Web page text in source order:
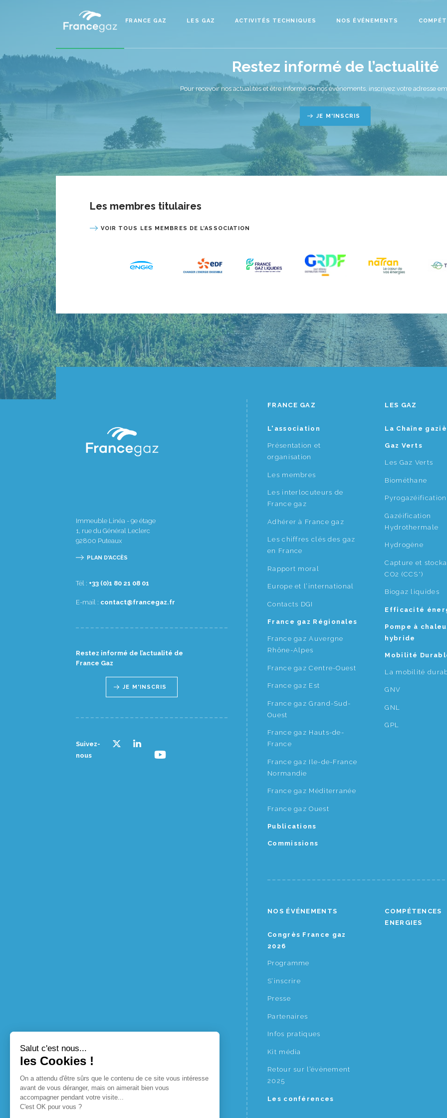
FRANCE GAZ LES GAZ ACTIVITÉS TECHNIQUES NOS ÉVÉNEMENTS
Restez informé de l’actualité
Pour recevoir nos actualités et être informé de nos événements, inscrivez votre adresse
JE M'INSCRIS
Les membres titulaires
VOIR TOUS LES MEMBRES DE L’ASSOCIATION
Immeuble Linéa - 9e étage
1, rue du Général Leclerc
92800 Puteaux
PLAN D'ACCÈS
Tél : 10 80 12 08 1(0) 33+
E-mail : rf.zagecnarf@tcatnoc
Restez informé de l’actualité de
France Gaz
JE M'INSCRIS
Suivez-
nous
FRANCE GAZ
L'association
Présentation et
organisation
Les membres
Les interlocuteurs de
France gaz
Adhérer à France gaz
Les chiffres clés des gaz
en France
Rapport moral
Europe et l’international
Contacts DGI
France gaz Régionales
France gaz Auvergne
Rhône-Alpes
France gaz Centre-Ouest
France gaz Est
France gaz Grand-Sud-
Ouest
France gaz Hauts-de-
France
France gaz Ile-de-France
Normandie
France gaz Méditerranée
France gaz Ouest
Publications
Commissions
LES GAZ
La Chaîne
Gaz Verts
Les Gaz Verts
Biométhane
Pyrogazéification
Gazéification
Hydrothermale
Hydrogène
Capture et
CO2 (CCS*)
Biogaz liquides
Efficacité
Pompe à
hybride
Mobilité
La mobilité
GNV
GNL
GPL
NOS ÉVÉNEMENTS
Congrès France gaz
2026
Programme
S’inscrire
Presse
Partenaires
Infos pratiques
Kit média
Retour sur l’évènement
2025
Les conférences
COMPÉTENCES
ENERGIES
Salut c'est nous...
les Cookies !
On a attendu d'être sûrs que le contenu de ce site vous intéresse
avant de vous déranger, mais on aimerait bien vous
accompagner pendant votre visite...
C'est OK pour vous ?